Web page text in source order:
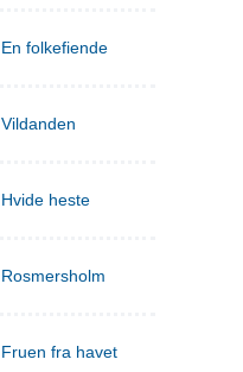
En folkefiende
Vildanden
Hvide heste
Rosmersholm
Fruen fra havet